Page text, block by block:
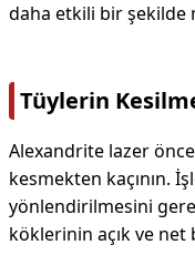
daha etkili bir şekilde
Tüylerin
Alexandrite lazer
kesmekten kaçının.
yönlendirilmesini
köklerinin açık ve